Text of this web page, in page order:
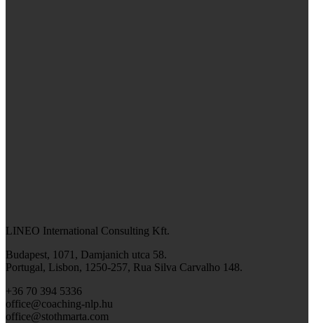
LINEO International Consulting Kft.
Budapest, 1071, Damjanich utca 58.
Portugal, Lisbon, 1250-257, Rua Silva Carvalho 148.
+36 70 394 5336
office@coaching-nlp.hu
office@stothmarta.com